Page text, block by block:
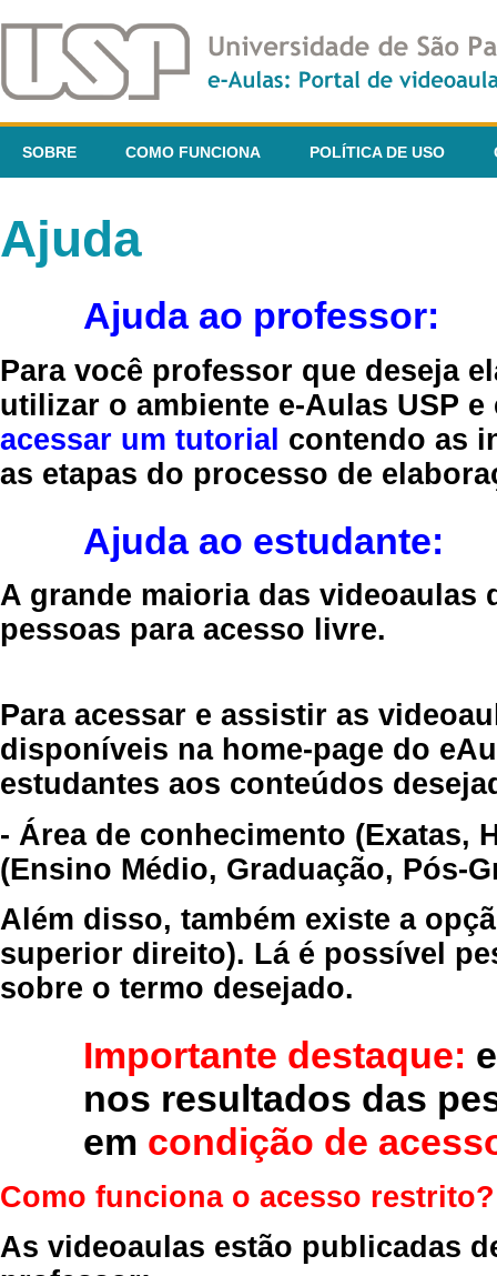
SOBRE COMO FUNCIONA POLÍTICA DE USO
Ajuda
Ajuda ao professor:
Para você professor que deseja
utilizar o ambiente e-Aulas USP
acessar um tutorial contendo as
as etapas do processo de
Ajuda ao estudante:
A grande maioria das videoaulas
pessoas para acesso livre.
Para acessar e assistir as
disponíveis na home-page do
estudantes aos conteúdos
- Área de conhecimento (Exatas,
(Ensino Médio, Graduação, Pós-
Além disso, também existe a
superior direito). Lá é possível
sobre o termo desejado.
Importante destaque:
nos resultados das
em condição de
Como funciona o acesso restrito?
As videoaulas estão publicadas